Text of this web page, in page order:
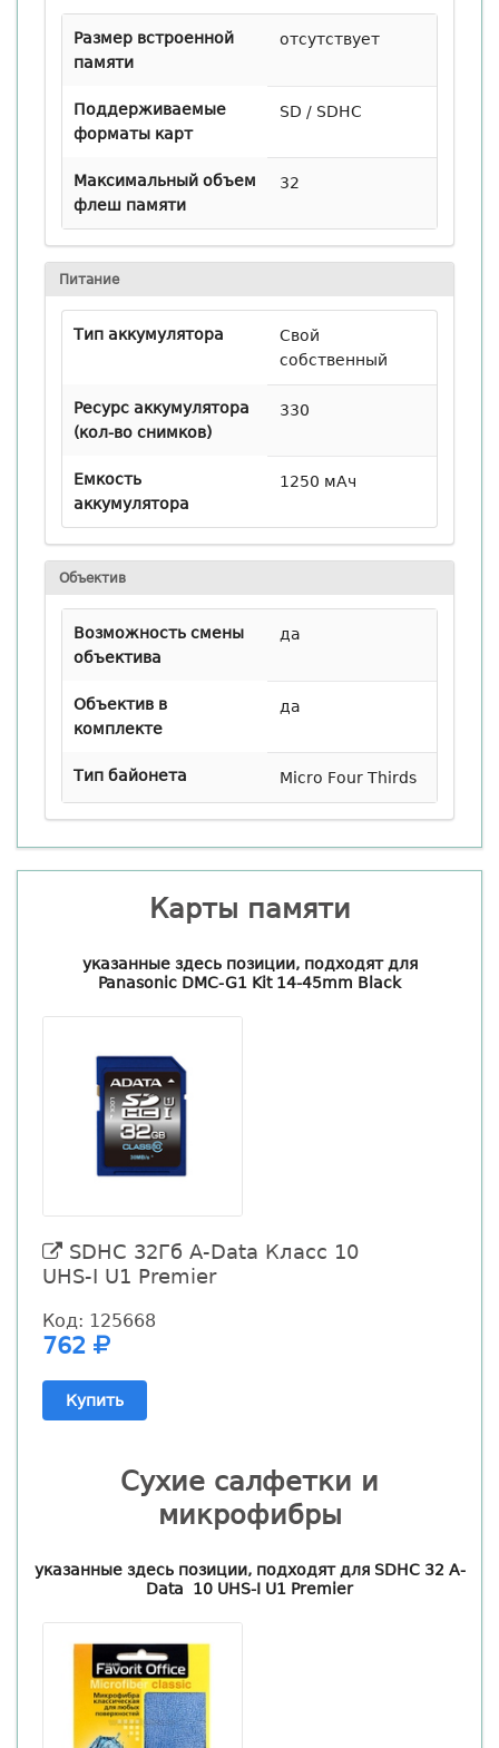
Размер встроенной
памяти
отсутствует
Поддерживаемые
форматы карт
SD / SDHC
Максимальный объем
флеш памяти
32
Питание
Тип аккумулятора
Свой
собственный
Ресурс аккумулятора
(кол-во снимков)
330
Емкость
аккумулятора
1250 мАч
Объектив
Возможность смены
объектива
да
Объектив в
комплекте
да
Тип байонета Micro Four Thirds
Карты памяти
указанные здесь позиции, подходят для
Panasonic DMC-G1 Kit 14-45mm Black
SDHC 32Гб A-Data Класс 10
UHS-I U1 Premier
Код: 125668
762
Купить
Сухие салфетки и
микрофибры
указанные здесь позиции, подходят для SDHC 32 A-
Data 10 UHS-I U1 Premier